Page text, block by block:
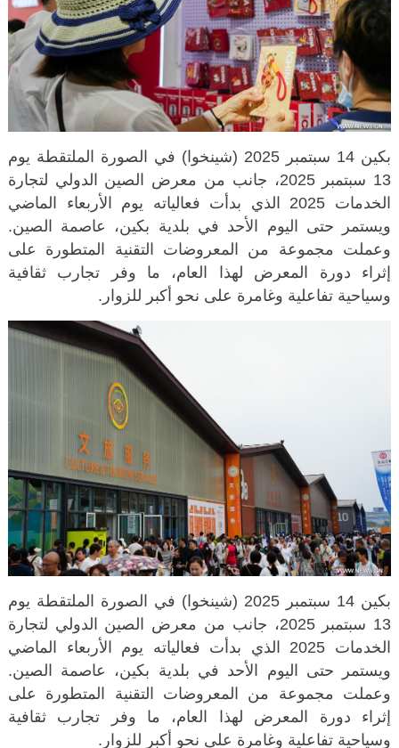
بكين 14 سبتمبر 2025 (شينخوا) في الصورة الملتقطة يوم
13 سبتمبر 2025، جانب من معرض الصين الدولي لتجارة
الخدمات 2025 الذي بدأت فعالياته يوم الأربعاء الماضي
ويستمر حتى اليوم الأحد في بلدية بكين، عاصمة الصين.
وعملت مجموعة من المعروضات التقنية المتطورة على
إثراء دورة المعرض لهذا العام، ما وفر تجارب ثقافية
وسياحية تفاعلية وغامرة على نحو أكبر للزوار.
بكين 14 سبتمبر 2025 (شينخوا) في الصورة الملتقطة يوم
13 سبتمبر 2025، جانب من معرض الصين الدولي لتجارة
الخدمات 2025 الذي بدأت فعالياته يوم الأربعاء الماضي
ويستمر حتى اليوم الأحد في بلدية بكين، عاصمة الصين.
وعملت مجموعة من المعروضات التقنية المتطورة على
إثراء دورة المعرض لهذا العام، ما وفر تجارب ثقافية
وسياحية تفاعلية وغامرة على نحو أكبر للزوار.